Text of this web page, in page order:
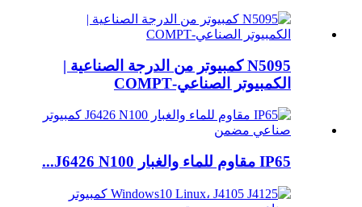
N5095 كمبيوتر من الدرجة الصناعية |
الكمبيوتر الصناعي-COMPT
IP65 مقاوم للماء والغبار J6426 N100...